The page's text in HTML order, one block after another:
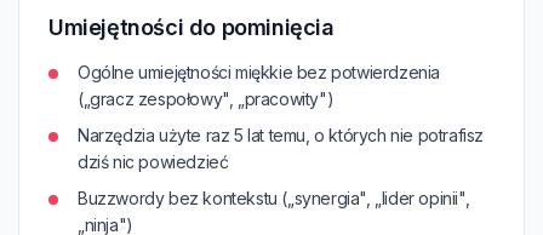
Umiejętności do pominięcia
Ogólne umiejętności miękkie bez potwierdzenia
(„gracz zespołowy", „pracowity")
Narzędzia użyte raz 5 lat temu, o których nie potrafisz
dziś nic powiedzieć
Buzzwordy bez kontekstu („synergia", „lider opinii",
„ninja")